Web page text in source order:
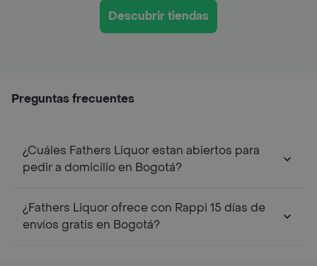
Descubrir tiendas
Preguntas frecuentes
¿Cuáles Fathers Liquor estan abiertos para
pedir a domicilio en Bogotá?
¿Fathers Liquor ofrece con Rappi 15 días de
envíos gratis en Bogotá?